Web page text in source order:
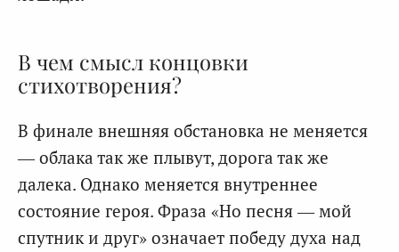
В чем смысл концовки
стихотворения?
В финале внешняя обстановка не меняется
— облака так же плывут, дорога так же
далека. Однако меняется внутреннее
состояние героя. Фраза «Но песня — мой
спутник и друг» означает победу духа над